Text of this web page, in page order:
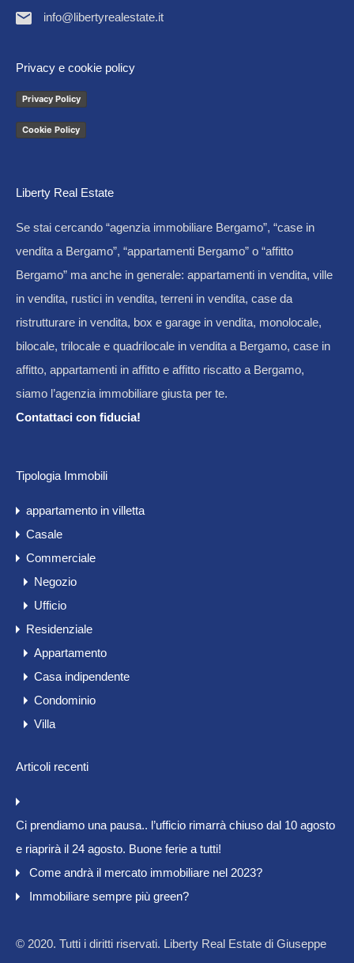
info@libertyrealestate.it
Privacy e cookie policy
Privacy Policy
Cookie Policy
Liberty Real Estate
Se stai cercando “agenzia immobiliare Bergamo”, “case in
vendita a Bergamo”, “appartamenti Bergamo” o “affitto
Bergamo” ma anche in generale: appartamenti in vendita, ville
in vendita, rustici in vendita, terreni in vendita, case da
ristrutturare in vendita, box e garage in vendita, monolocale,
bilocale, trilocale e quadrilocale in vendita a Bergamo, case in
affitto, appartamenti in affitto e affitto riscatto a Bergamo,
siamo l’agenzia immobiliare giusta per te.
Contattaci con fiducia!
Tipologia Immobili
appartamento in villetta
Casale
Commerciale
Negozio
Ufficio
Residenziale
Appartamento
Casa indipendente
Condominio
Villa
Articoli recenti
Ci prendiamo una pausa.. l’ufficio rimarrà chiuso dal 10 agosto
e riaprirà il 24 agosto. Buone ferie a tutti!
Come andrà il mercato immobiliare nel 2023?
Immobiliare sempre più green?
© 2020. Tutti i diritti riservati. Liberty Real Estate di Giuseppe